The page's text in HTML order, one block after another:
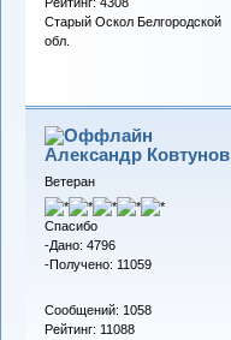
Старый Оскол Белгородской
обл.
Александр Ковтунов
Ветеран
Спасибо
-Дано: 4796
-Получено: 11059
Сообщений: 1058
Рейтинг: 11088